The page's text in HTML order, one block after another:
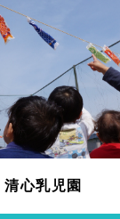
清心乳児園